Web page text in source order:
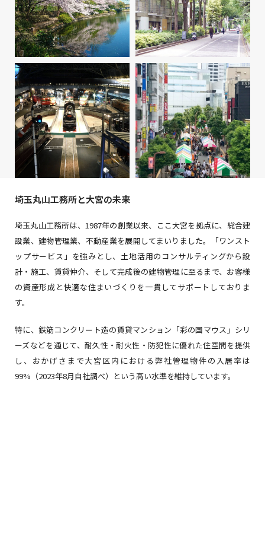
埼玉丸山工務所と大宮の未来
埼玉丸山工務所は、1987年の創業以来、ここ大宮を拠点に、総合建
設業、建物管理業、不動産業を展開してまいりました。「ワンスト
ップサービス」を強みとし、土地活用のコンサルティングから設
計・施工、賃貸仲介、そして完成後の建物管理に至るまで、お客様
の資産形成と快適な住まいづくりを一貫してサポートしておりま
す。
特に、鉄筋コンクリート造の賃貸マンション「彩の国マウス」シリ
ーズなどを通じて、耐久性・耐火性・防犯性に優れた住空間を提供
し、おかげさまで大宮区内における弊社管理物件の入居率は
99%（2023年8月自社調べ）という高い水準を維持しています。